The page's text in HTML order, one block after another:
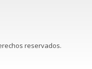
reservados.